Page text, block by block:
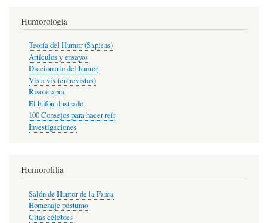
Humorología
Teoría del Humor (Sapiens)
Artículos y ensayos
Diccionario del humor
Vis a vis (entrevistas)
Risoterapia
El bufón ilustrado
100 Consejos para hacer reír
Investigaciones
Humorofilia
Salón de Humor de la Fama
Homenaje póstumo
Citas célebres